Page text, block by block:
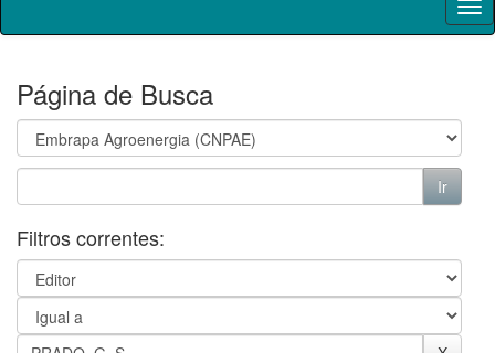
Página de Busca
Filtros correntes: